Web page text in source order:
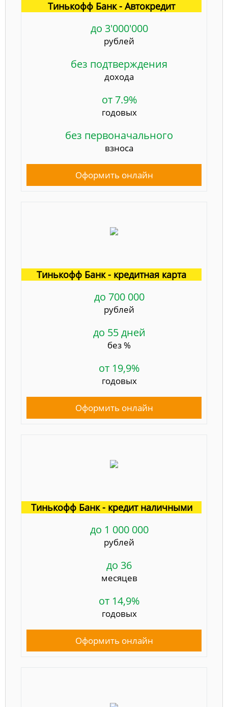
Тинькофф Банк - Автокредит
до 3'000'000
рублей
без подтверждения
дохода
от 7.9%
годовых
без первоначального
взноса
Оформить онлайн
Тинькофф Банк - кредитная карта
до 700 000
рублей
до 55 дней
без %
от 19,9%
годовых
Оформить онлайн
Тинькофф Банк - кредит наличными
до 1 000 000
рублей
до 36
месяцев
от 14,9%
годовых
Оформить онлайн